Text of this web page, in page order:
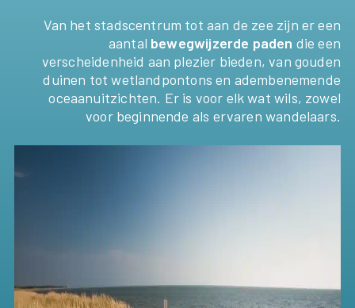
Van het stadscentrum tot aan de zee zijn er een
aantal bewegwijzerde paden die een
verscheidenheid aan plezier bieden, van gouden
duinen tot wetlandpontons en adembenemende
oceaanuitzichten. Er is voor elk wat wils, zowel
voor beginnende als ervaren wandelaars.